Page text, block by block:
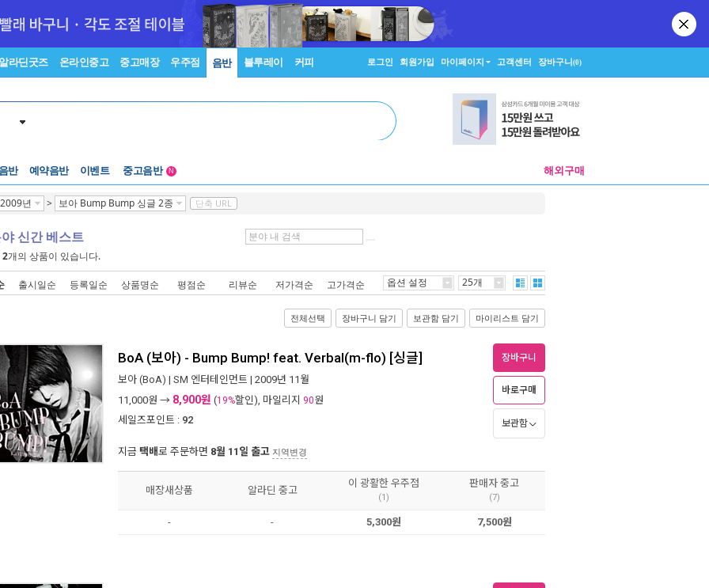
라딘굿즈 온라인중고 중고매장 우주점 음반 블루레이 커피 로그인 회원가입 마이페이지 고객센터 장바구니(0)
반 예약음반 이벤트
중고음반
중고음반
N 해외구매
2009년 > 보아 Bump Bump 싱글 2종 단축 URL
신간 베스트
2개의 상품이 있습니다.
출시일순 등록일순 상품명순 평점순 리뷰순 저가격순 고가격순 옵션 설정 25개
전체선택 장바구니 담기 보관함 담기 마이리스트 담기
BoA (보아) - Bump Bump! feat. Verbal(m-flo) [싱글]
보아 (BoA) | SM 엔터테인먼트 | 2009년 11월
11,000원 → 8,900원 (19%할인), 마일리지 90원
세일즈포인트 : 92
지금 택배로 주문하면 8월 11일 출고 지역변경
장바구니
바로구매
보관함
매장새상품 알라딘 중고
이 광활한 우주점
(1)
판매자 중고
(7)
- - 5,300원 7,500원